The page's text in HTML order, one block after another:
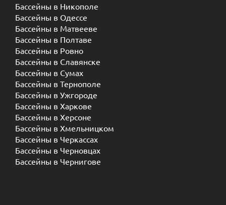
Бассейны в Никополе
Бассейны в Одессе
Бассейны в Матвееве
Бассейны в Полтаве
Бассейны в Ровно
Бассейны в Славянске
Бассейны в Сумах
Бассейны в Тернополе
Бассейны в Ужгороде
Бассейны в Харкове
Бассейны в Херсоне
Бассейны в Хмельницком
Бассейны в Черкассах
Бассейны в Черновцах
Бассейны в Чернигове